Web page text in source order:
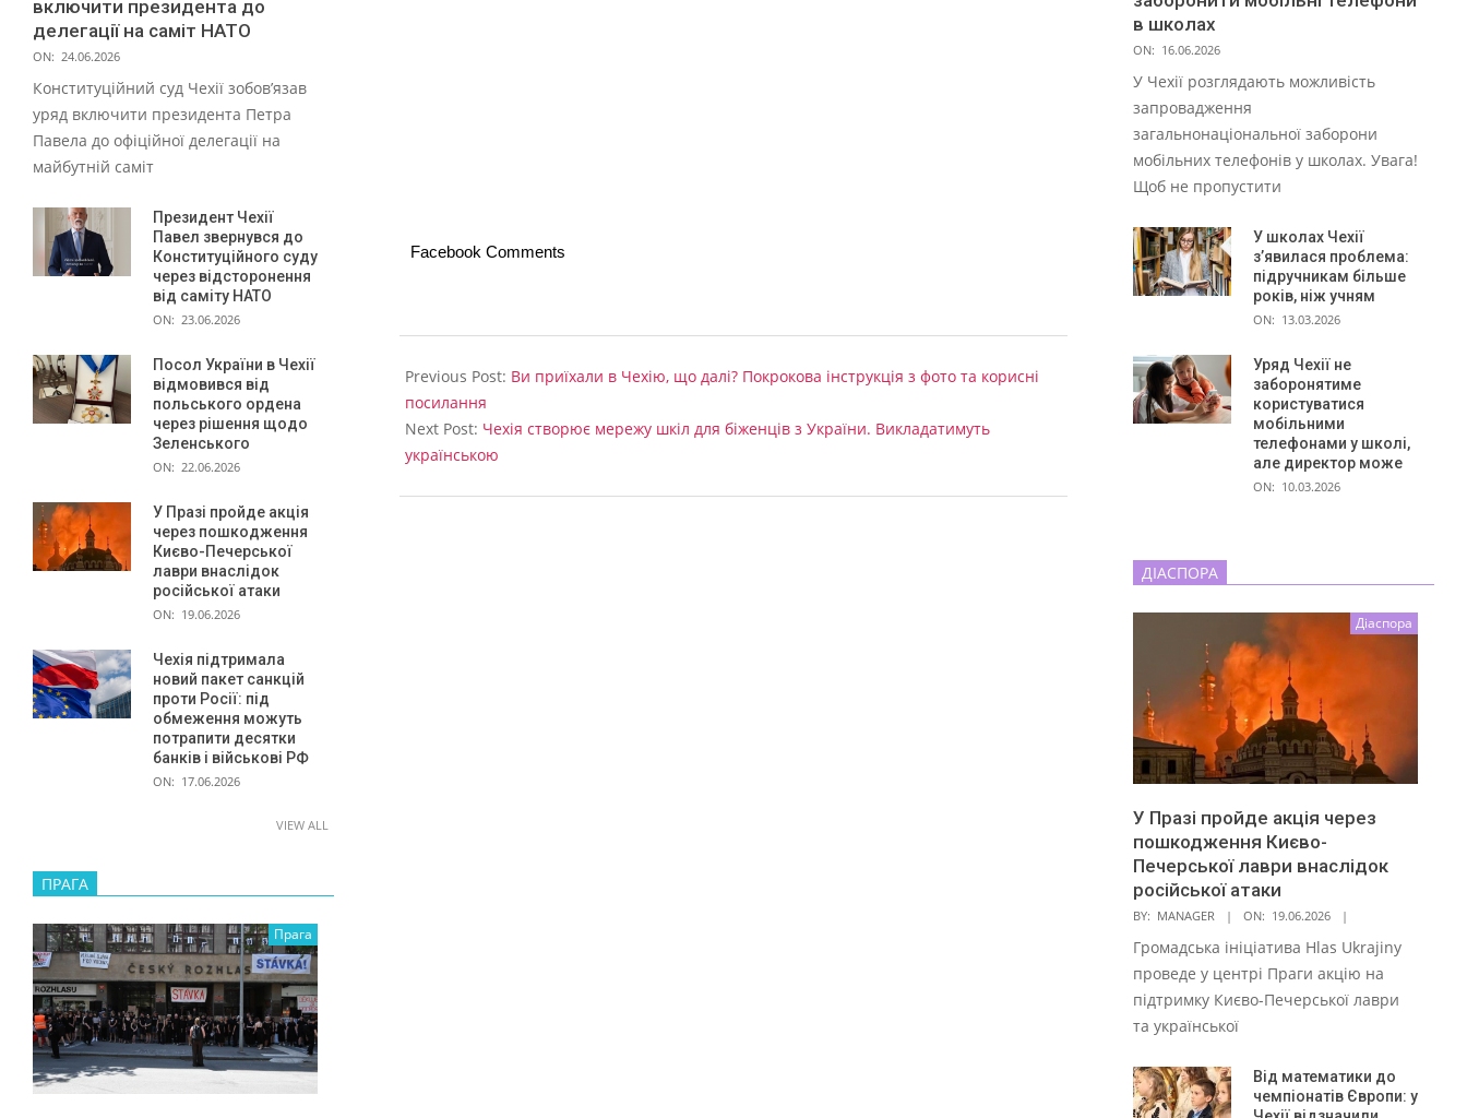
с
и
с
я
Facebook Comments
03-
03
Previous Post: Ви приїхали в Чехію, що далі? Покрокова інструкція з фото та корисні
посилання
Next Post: Чехія створює мережу шкіл для біженців з України. Викладатимуть
українською
включити президента до
делегації на саміт НАТО
ON: 24.06.2026
Конституційний суд Чехії зобов’язав
уряд включити президента Петра
Павела до офіційної делегації на
майбутній саміт
Президент Чехії
Павел звернувся до
Конституційного суду
через відсторонення
від саміту НАТО
ON: 23.06.2026
Посол України в Чехії
відмовився від
польського ордена
через рішення щодо
Зеленського
ON: 22.06.2026
У Празі пройде акція
через пошкодження
Києво-Печерської
лаври внаслідок
російської атаки
ON: 19.06.2026
Чехія підтримала
новий пакет санкцій
проти Росії: під
обмеження можуть
потрапити десятки
банків і військові РФ
ON: 17.06.2026
VIEW ALL
ПРАГА
Прага
в школах
ON: 16.06.2026
У Чехії розглядають можливість
запровадження
загальнонаціональної заборони
мобільних телефонів у школах. Увага!
Щоб не пропустити
У школах Чехії
з’явилася проблема:
підручникам більше
років, ніж учням
ON: 13.03.2026
Уряд Чехії не
заборонятиме
користуватися
мобільними
телефонами у школі,
але директор може
ON: 10.03.2026
ДІАСПОРА
Діаспора
У Празі пройде акція через
пошкодження Києво-
Печерської лаври внаслідок
російської атаки
BY: MANAGER ON: 19.06.2026
Громадська ініціатива Hlas Ukrajiny
проведе у центрі Праги акцію на
підтримку Києво-Печерської лаври
та української
Від математики до
чемпіонатів Європи: у